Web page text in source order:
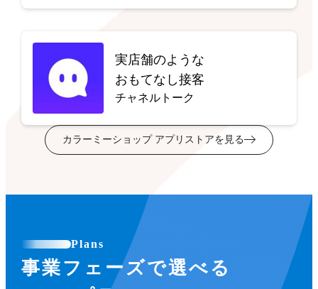
実店舗のような
おもてなし接客
チャネルトーク
カラーミーショップ アプリストアを見る
Plans
事業フェーズで選べる